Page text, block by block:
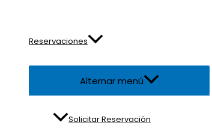
Reservaciones
Alternar menú
Solicitar Reservación